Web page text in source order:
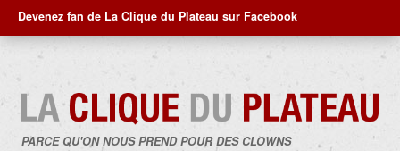
Devenez fan de La Clique du Plateau sur Facebook
PARCE QU'ON NOUS PREND POUR DES CLOWNS